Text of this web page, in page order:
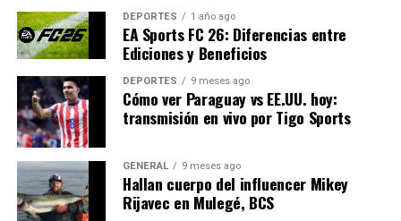
visitantes en los próximos años.
NOTICIAS RELACIONADAS:
SIGUIENTE
Aumento del Desempleo en España: Un Desafío
Persistente
ANTERIOR
La Economía Española Enfrenta Desafíos en 2024
DEPORTES 1 año ago
EA Sports FC 26: Diferencias entre
Ediciones y Beneficios
DEPORTES 9 meses ago
Cómo ver Paraguay vs EE.UU. hoy:
transmisión en vivo por Tigo Sports
GENERAL 9 meses ago
Hallan cuerpo del influencer Mikey
Rijavec en Mulegé, BCS